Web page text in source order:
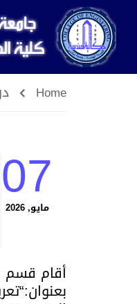
Home
07
مايو, 2026
أقام قسم